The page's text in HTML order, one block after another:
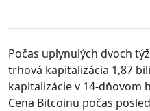
Počas uplynulých dvoch
trhová kapitalizácia 1,87
kapitalizácie v 14-dňovom
Cena Bitcoinu počas